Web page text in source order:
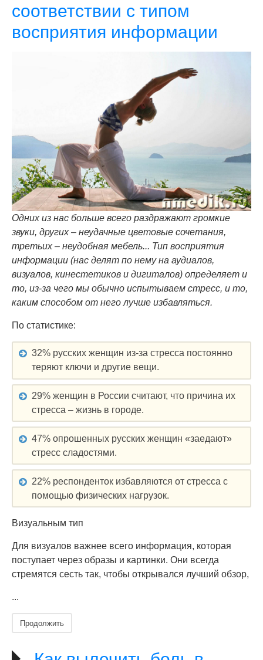
соответствии с типом
восприятия информации
Одних из нас больше всего раздражают громкие
звуки, других – неудачные цветовые сочетания,
третьих – неудобная мебель... Тип восприятия
информации (нас делят по нему на аудиалов,
визуалов, кинестетиков и дигиталов) определяет и
то, из-за чего мы обычно испытываем стресс, и то,
каким способом от него лучше избавляться.
По статистике:
32% русских женщин из-за стресса постоянно
теряют ключи и другие вещи.
29% женщин в России считают, что причина их
стресса – жизнь в городе.
47% опрошенных русских женщин «заедают»
стресс сладостями.
22% респонденток избавляются от стресса с
помощью физических нагрузок.
Визуальным тип
Для визуалов важнее всего информация, которая
поступает через образы и картинки. Они всегда
стремятся сесть так, чтобы открывался лучший обзор,
...
Продолжить